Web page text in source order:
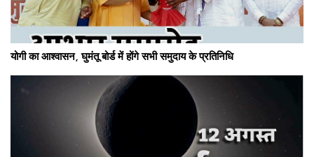
योगी का आश्वासन, घुमंतू बोर्ड में होंगे सभी समुदाय के प्रतिनिधि